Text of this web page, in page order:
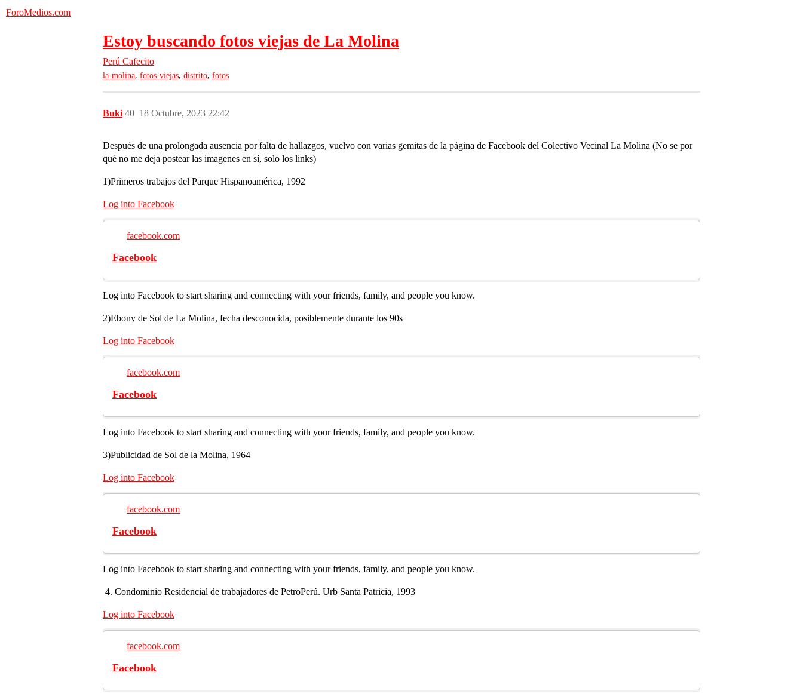
ForoMedios.com
Estoy buscando fotos viejas de La Molina
Perú Cafecito
la-molina, fotos-viejas, distrito, fotos
Buki 18 Octubre, 2023 22:42
40
Después de una prolongada ausencia por falta de hallazgos, vuelvo con varias gemitas de la página de Facebook del Colectivo Vecinal La Molina (No se por
qué no me deja postear las imagenes en sí, solo los links)
1)Primeros trabajos del Parque Hispanoamérica, 1992
Log into Facebook
facebook.com
Facebook
Log into Facebook to start sharing and connecting with your friends, family, and people you know.
2)Ebony de Sol de La Molina, fecha desconocida, posiblemente durante los 90s
Log into Facebook
facebook.com
Facebook
Log into Facebook to start sharing and connecting with your friends, family, and people you know.
3)Publicidad de Sol de la Molina, 1964
Log into Facebook
facebook.com
Facebook
Log into Facebook to start sharing and connecting with your friends, family, and people you know.
Condominio Residencial de trabajadores de PetroPerú. Urb Santa Patricia, 1993
Log into Facebook
facebook.com
Facebook